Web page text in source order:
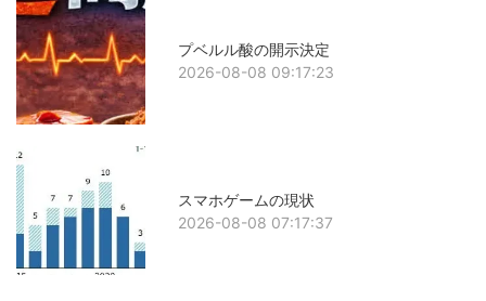
プベルル酸の開示決定
2026-08-08 09:17:23
スマホゲームの現状
2026-08-08 07:17:37